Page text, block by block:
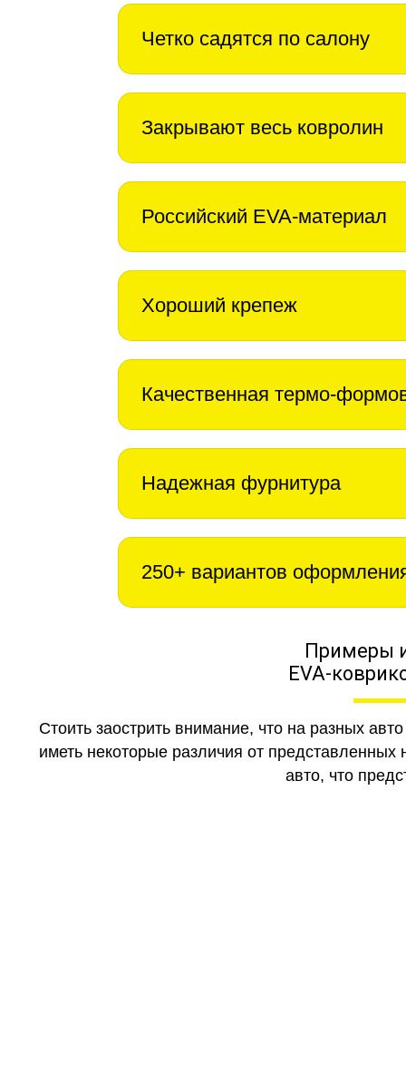
Четко садятся по салону
Закрывают весь ковролин
Российский EVA-материал
Хороший крепеж
Качественная термо-
Надежная фурнитура
250+ вариантов
Примеры
EVA-
Стоить заострить внимание, что на разных
иметь некоторые различия от
авто, что